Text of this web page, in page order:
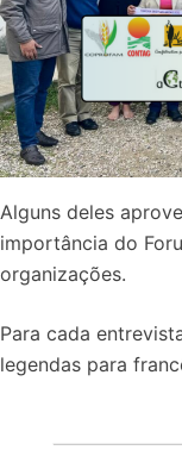
Alguns deles
importância do
organizações.
Para cada
legendas para